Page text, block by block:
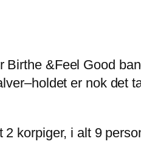
&Feel Good
er nok
korpiger, i alt 9